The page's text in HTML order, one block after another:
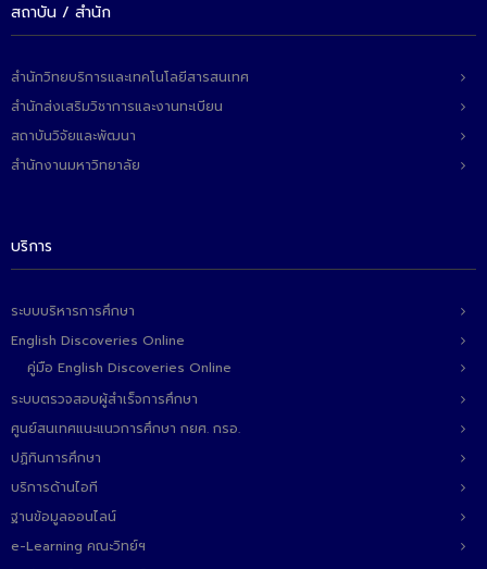
สหกิจศึกษา
- ข่าวประชาสัมพันธ์
- ทุน/สมัครงาน/ศึกษาต่อ
- ฐานข้อมูลงานวิจัย
- การจัดการความรู้ (KM Scitech)
- โครงการบริหารจัดการพื้นที่ 10 ไร่ ด้านหลังโรงสีข้าว
สวนดุสิต จังหวัดปราจีนบุรี
- โครงการส่งเสริมการปลูกกล้วยเล็บมือนางฯ
สถาบัน / สำนัก
สำนักวิทยบริการและเทคโนโลยีสารสนเทศ
สำนักส่งเสริมวิชาการและงานทะเบียน
สถาบันวิจัยและพัฒนา
สำนักงานมหาวิทยาลัย
บริการ
ระบบบริหารการศึกษา
English Discoveries Online
คู่มือ English Discoveries Online
ระบบตรวจสอบผู้สำเร็จการศึกษา
ศูนย์สนเทศแนะแนวการศึกษา กยศ. กรอ.
ปฏิทินการศึกษา
บริการด้านไอที
ฐานข้อมูลออนไลน์
e-Learning คณะวิทย์ฯ